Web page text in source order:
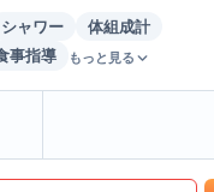
シャワー
体組成計
事指導 もっと見る